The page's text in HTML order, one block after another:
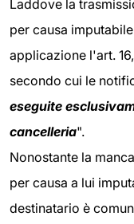
Laddove la
per causa
applicazione l'art.
secondo cui le
eseguite
cancelleria".
Nonostante la
per causa a lui
destinatario è